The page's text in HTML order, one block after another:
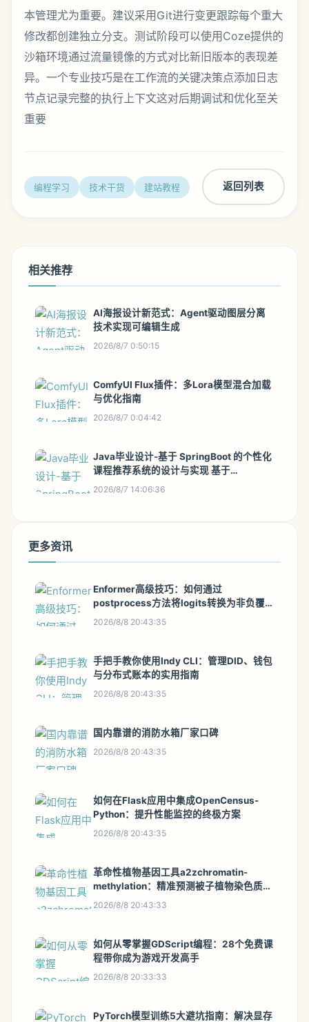
本管理尤为重要。建议采用Git进行变更跟踪每个重大
修改都创建独立分支。测试阶段可以使用Coze提供的
沙箱环境通过流量镜像的方式对比新旧版本的表现差
异。一个专业技巧是在工作流的关键决策点添加日志
节点记录完整的执行上下文这对后期调试和优化至关
重要
编程学习 技术干货 建站教程 返回列表
相关推荐
AI海报设计新范式：Agent驱动图层分离
技术实现可编辑生成
2026/8/7 0:50:15
ComfyUI Flux插件：多Lora模型混合加载
与优化指南
2026/8/7 0:04:42
Java毕业设计-基于 SpringBoot 的个性化
课程推荐系统的设计与实现 基于
SpringBoot 的个性化教学信息推荐平台
2026/8/7 14:06:36
更多资讯
Enformer高级技巧：如何通过
postprocess方法将logits转换为非负覆
盖轨迹
2026/8/8 20:43:35
手把手教你使用Indy CLI：管理DID、钱包
与分布式账本的实用指南
2026/8/8 20:43:35
国内靠谱的消防水箱厂家口碑
2026/8/8 20:43:35
如何在Flask应用中集成OpenCensus-
Python：提升性能监控的终极方案
2026/8/8 20:43:35
革命性植物基因工具a2zchromatin-
methylation：精准预测被子植物染色质可
及性与DNA甲基化的终极指南
2026/8/8 20:43:33
如何从零掌握GDScript编程：28个免费课
程带你成为游戏开发高手
2026/8/8 20:33:33
PyTorch模型训练5大避坑指南：解决显存